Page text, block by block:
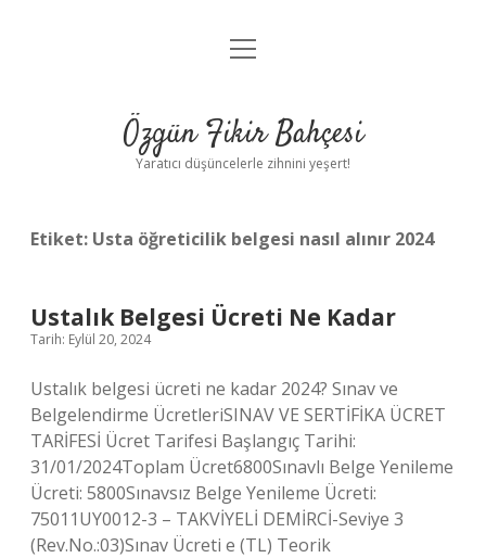
Anasayfa
Yasal Uyarı
menüyü
Özgün Fikir Bahçesi
Yaratıcı düşüncelerle zihnini yeşert!
Etiket: Usta öğreticilik belgesi nasıl alınır 2024
Ustalık Belgesi Ücreti Ne Kadar
Tarih: Eylül 20, 2024
Ustalık belgesi ücreti ne kadar 2024? Sınav ve
Belgelendirme ÜcretleriSINAV VE SERTİFİKA ÜCRET
TARİFESİ Ücret Tarifesi Başlangıç ​​Tarihi:
31/01/2024Toplam Ücret6800Sınavlı Belge Yenileme
Ücreti: 5800Sınavsız Belge Yenileme Ücreti:
75011UY0012-3 – TAKVİYELİ DEMİRCİ-Seviye 3
(Rev.No.:03)Sınav Ücreti e (TL) Teorik